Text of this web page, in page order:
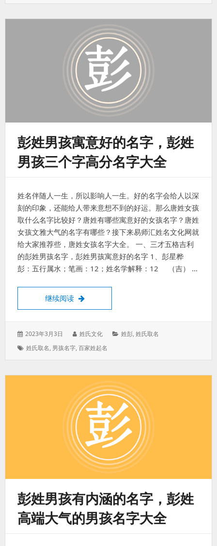
彭姓男孩寓意好的名字，彭姓
男孩三个字高分名字大全
姓名伴随人一生，所以影响人一生。好的名字会给人以深
刻的印象，还能给人带来意想不到的好运。那么唐姓女孩
取什么名字比较好？唐姓有哪些寓意好的女孩名字？唐姓
女孩文雅大气的名字有哪些？接下来易师汇姓名文化网就
给大家推荐些，唐姓女孩名字大全。 一、三才五格吉利
的彭姓男孩名字，彭姓男孩寓意好的名字 1、彭星桦
彭：五行属水；笔画：12；姓名学解释：12 （吉） …
继续阅读 彭姓男孩寓意好的名字，彭姓男孩三个字高
发
于：
2023年3月3日
作
姓氏文化
分
姓彭,姓氏取名
标
姓氏取名, 男孩名字,百家姓起名
彭姓男孩有内涵的名字，彭姓
高端大气的男孩名字大全